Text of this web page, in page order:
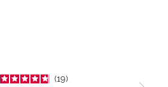
19